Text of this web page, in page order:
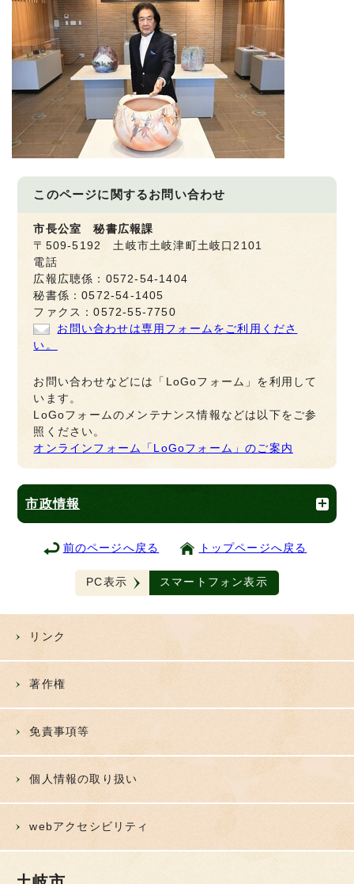
このページに関するお問い合わせ
市長公室 秘書広報課
〒509-5192 土岐市土岐津町土岐口2101
電話
広報広聴係：0572-54-1404
秘書係：0572-54-1405
ファクス：0572-55-7750
お問い合わせは専用フォームをご利用くださ
い。
お問い合わせなどには「LoGoフォーム」を利用して
います。
LoGoフォームのメンテナンス情報などは以下をご参
照ください。
オンラインフォーム「LoGoフォーム」のご案内
市政情報
前のページへ戻る トップページへ戻る
PC表示 スマートフォン表示
リンク
著作権
免責事項等
個人情報の取り扱い
webアクセシビリティ